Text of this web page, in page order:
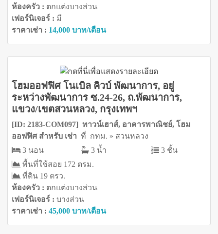
ห้องครัว : ตกแต่งบางส่วน
เฟอร์นิเจอร์ : มี
ราคาเช่า : 14,000 บาท/เดือน
โฮมออฟฟิศ โนเบิล คิวบ์ พัฒนาการ, อยู่
ระหว่างพัฒนาการ ซ.24-26, ถ.พัฒนาการ,
แขวง/เขตสวนหลวง, กรุงเทพฯ
[ID: 2183-COM097] ทาวน์เฮาส์, อาคารพาณิชย์, โฮม
ออฟฟิศ สำหรับ เช่า ที่ กทม. » สวนหลวง
3 นอน
3 น้ำ
3 ชั้น
พื้นที่ใช้สอย 172 ตรม.
ที่ดิน 19 ตรว.
ห้องครัว : ตกแต่งบางส่วน
เฟอร์นิเจอร์ : บางส่วน
ราคาเช่า : 45,000 บาท/เดือน